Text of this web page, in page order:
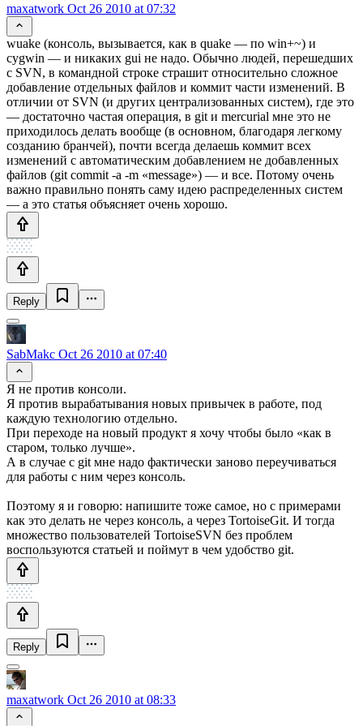
maxatwork Oct 26 2010 at 07:32
wuake (консоль, вызывается, как в quake — по win+~) и
cygwin — и никаких gui не надо. Обычно людей, перешедших
с SVN, в командной строке страшит относительно сложное
добавление отдельных файлов и коммит части изменений. В
отличии от SVN (и других централизованных систем), где это
— достаточно частая операция, в git и mercurial мне это не
приходилось делать вообще (в основном, благодаря легкому
созданию бранчей), почти всегда делаешь коммит всех
изменений с автоматическим добавлением не добавленных
файлов (git commit -a -m «message») — и все. Потому очень
важно правильно понять саму идею распределенных систем
— а это статья объясняет очень хорошо.
Reply
SabMakc Oct 26 2010 at 07:40
Я не против консоли.
Я против вырабатывания новых привычек в работе, под
каждую технологию отдельно.
При переходе на новый продукт я хочу чтобы было «как в
старом, только лучше».
А в случае с git мне надо фактически заново переучиваться
для работы с ним через консоль.
Поэтому я и говорю: напишите тоже самое, но с примерами
как это делать не через консоль, а через TortoiseGit. И тогда
множество пользователей TortoiseSVN без проблем
воспользуются статьей и поймут в чем удобство git.
Reply
maxatwork Oct 26 2010 at 08:33